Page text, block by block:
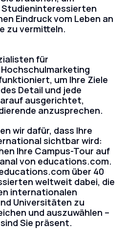
Eindruck vom Leben an
zu vermitteln.
für
um Ihre Ziele
Detail und jede
ausgerichtet,
anzusprechen.
wir dafür, dass Ihre
sichtbar wird:
Ihre Campus-Tour auf
von educations.com.
über 40
weltweit dabei, die
internationalen
Universitäten zu
und auszuwählen –
Sie präsent.